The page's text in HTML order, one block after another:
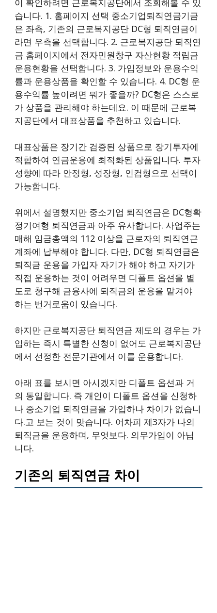
이 확인하려면 근로복지공단에서 조회해볼 수 있
습니다. 1. 홈페이지 선택 중소기업퇴직연금기금
은 좌측, 기존의 근로복지공단 DC형 퇴직연금이
라면 우측을 선택합니다. 2. 근로복지공단 퇴직연
금 홈페이지에서 전자민원창구 자산현황 적립금
운용현황을 선택합니다. 3. 가입정보와 운용수익
률과 운용상품을 확인할 수 있습니다. 4. DC형 운
용수익률 높이려면 뭐가 좋을까? DC형은 스스로
가 상품을 관리해야 하는데요. 이 때문에 근로복
지공단에서 대표상품을 추천하고 있습니다.
대표상품은 장기간 검증된 상품으로 장기투자에
적합하여 연금운용에 최적화된 상품입니다. 투자
성향에 따라 안정형, 성장형, 인컴형으로 선택이
가능합니다.
위에서 설명했지만 중소기업 퇴직연금은 DC형확
정기여형 퇴직연금과 아주 유사합니다. 사업주는
매해 임금총액의 112 이상을 근로자의 퇴직연근
계좌에 납부해야 합니다. 다만, DC형 퇴직연금은
퇴직금 운용을 가입자 자기가 해야 하고 자기가
직접 운용하는 것이 어려우면 디폴트 옵션을 별
도로 청구해 금융사에 퇴직금의 운용을 맡겨야
하는 번거로움이 있습니다.
하지만 근로복지공단 퇴직연금 제도의 경우는 가
입하는 즉시 특별한 신청이 없어도 근로복지공단
에서 선정한 전문기관에서 이를 운용합니다.
아래 표를 보시면 아시겠지만 디폴트 옵션과 거
의 동일합니다. 즉 개인이 디폴트 옵션을 신청하
나 중소기업 퇴직연금을 가입하나 차이가 없습니
다.고 보는 것이 맞습니다. 어차피 제3자가 나의
퇴직금을 운용하며, 무엇보다. 의무가입이 아닙
니다.
기존의 퇴직연금 차이